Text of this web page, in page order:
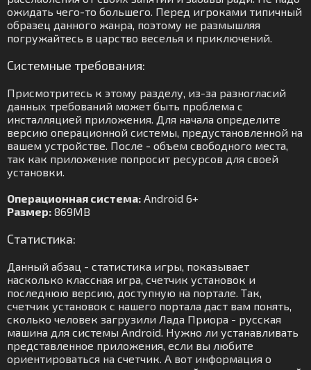
ожидать чего-то большего. Перед игроками типичный
образец данного жанра, поэтому не размышляя
погружайтесь в царство веселья и приключений.
Системные требования:
Присмотритесь к этому разделу, из-за разногласий
данных требований может быть проблема с
инсталляцией приложения. Для начала определите
версию операционной системы, предустановленной на
вашем устройстве. После - объем свободного места,
так как приложение попросит ресурсов для своей
установки.
Операционная система: Android 6+
Размер: 869MB
Статистика:
Данный абзац - статистика игры, показывает
насколько классная игра, счетчик установок и
последнюю версию, доступную на портале. Так,
счетчик установок с нашего портала даст вам понять,
сколько человек загрузили Лада Приора - русская
машина для системы Android. Нужно ли устанавливать
представленное приложения, если вы любите
ориентироваться на счетчик. А вот информация о